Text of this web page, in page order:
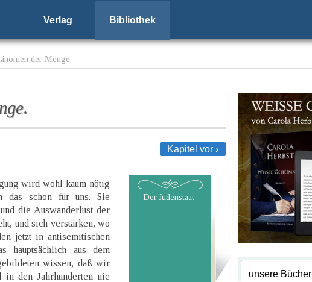
Verlag Bibliothek
der Menge.
Kapitel vor ›
wird wohl kaum nötig
das schon für uns. Sie
die Auswanderlust der
und sich verstärken, wo
jetzt in antisemitischen
hauptsächlich aus dem
wissen, daß wir
in den Jahrhunderten nie
Der Judenstaat
unsere Bücher